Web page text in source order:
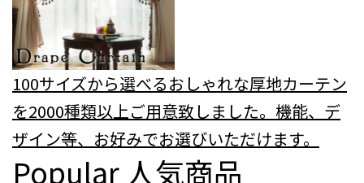
100サイズから選べるおしゃれな厚地カーテン
を2000種類以上ご用意致しました。機能、デ
ザイン等、お好みでお選びいただけます。
Popular 人気商品